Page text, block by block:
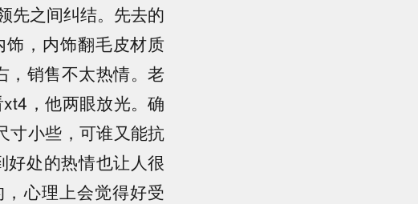
先之间纠结。先去的
，内饰翻毛皮材质
，销售不太热情。老
，他两眼放光。确
寸小些，可谁又能抗
好处的热情也让人很
心理上会觉得好受